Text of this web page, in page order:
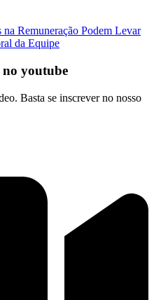
Remuneração Podem Levar
da Equipe
no youtube
Basta se inscrever no nosso